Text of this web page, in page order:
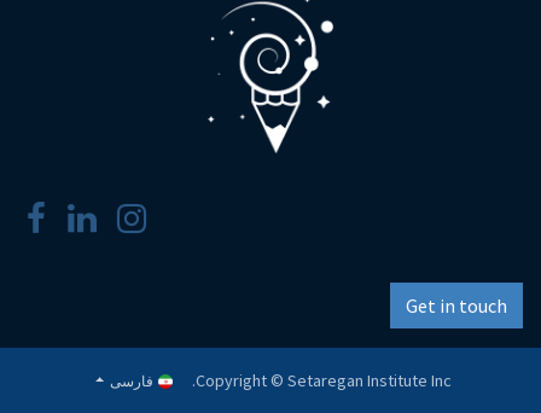
Get in touch
Copyright © Setaregan Institute Inc. فارسی